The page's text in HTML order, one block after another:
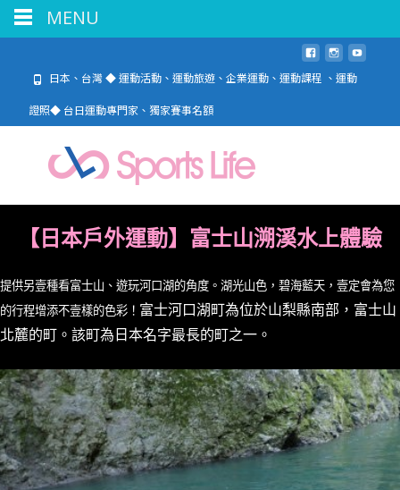
日本、台灣 ◆ 運動活動、運動旅遊、企業運動、運動課程 、運動
證照◆ 台日運動專門家、獨家賽事名額
【日本戶外運動】富士山溯溪水上體驗
提供另壹種看富士山、遊玩河口湖的角度。湖光山色，碧海藍天，壹定會為您
的行程增添不壹樣的色彩！ 富士河口湖町為位於山梨縣南部，富士山
北麓的町。該町為日本名字最長的町之一。
MENU